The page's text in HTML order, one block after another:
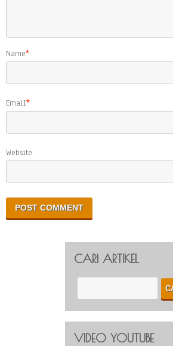
Name*
Email*
Website
CARI ARTIKEL
VIDEO YOUTUBE